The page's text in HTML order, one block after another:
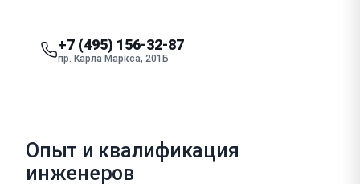
+7 (495) 156-32-87
пр. Карла Маркса, 201Б
Опыт и квалификация
инженеров